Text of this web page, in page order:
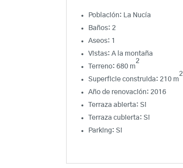
Población: La Nucía
Baños:2
Aseos: 1
Vistas:A la montaña
Terreno:680 m
2
Superficie construida:210 m
2
Año de renovación:2016
Terraza abierta:Si
Terraza cubierta:Si
Parking:Si